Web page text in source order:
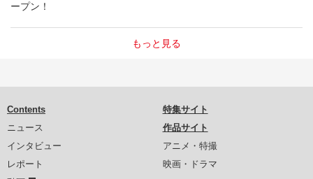
ープン！
もっと見る
Contents
ニュース
インタビュー
レポート
特集サイト
作品サイト
アニメ・特撮
映画・ドラマ